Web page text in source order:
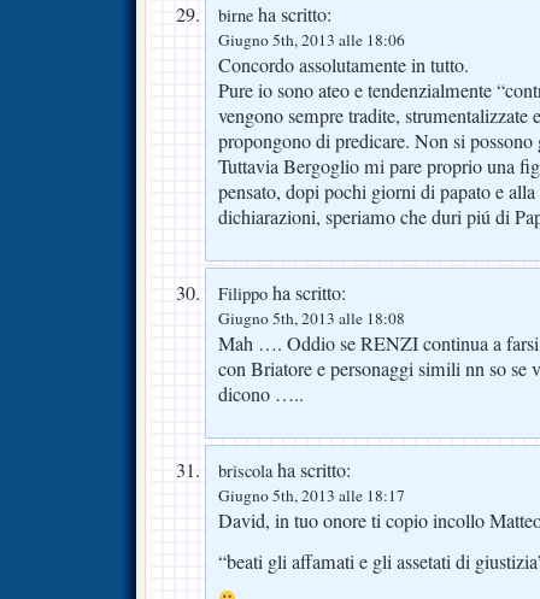
birne ha scritto:
Giugno 5th, 2013 alle 18:06
Concordo assolutamente in tutto.
Pure io sono ateo e tendenzialmente
vengono sempre tradite, strumentalizzate
propongono di predicare. Non si possono
Tuttavia Bergoglio mi pare proprio una
pensato, dopi pochi giorni di papato e
dichiarazioni, speriamo che duri piú di
Filippo ha scritto:
Giugno 5th, 2013 alle 18:08
Mah …. Oddio se RENZI continua a farsi
con Briatore e personaggi simili nn so se
dicono …..
briscolaha scritto:
Giugno 5th, 2013 alle 18:17
David, in tuo onore ti copio incollo
“beati gli affamati e gli assetati di